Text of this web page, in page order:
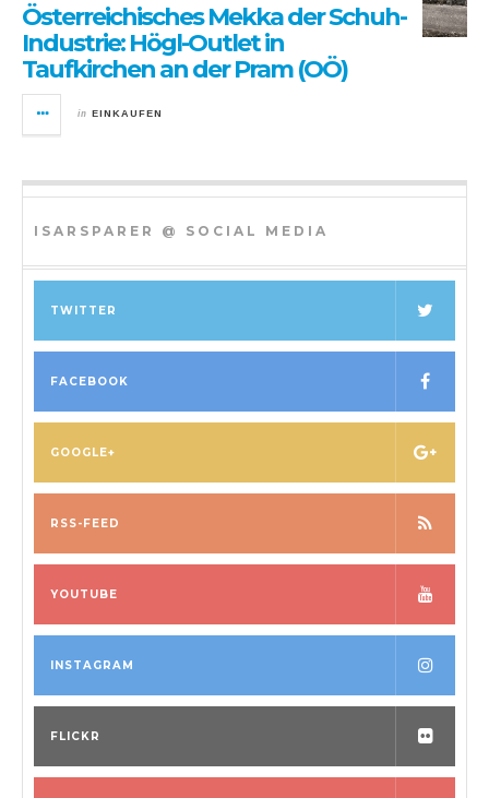
Österreichisches Mekka der Schuh-
Industrie: Högl-Outlet in
Taufkirchen an der Pram (OÖ)
in EINKAUFEN
ISARSPARER @ SOCIAL MEDIA
TWITTER
FACEBOOK
GOOGLE+
RSS-FEED
YOUTUBE
INSTAGRAM
FLICKR